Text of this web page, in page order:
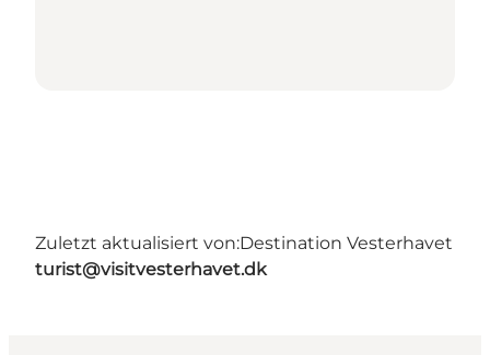
Zuletzt aktualisiert von:Destination Vesterhavet
turist@visitvesterhavet.dk